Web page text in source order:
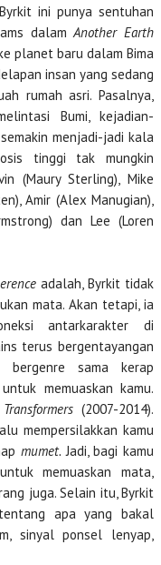
ini punya sentuhan
dalamAnother Earth
planet baru dalam Bima
insan yang sedang
rumah asri. Pasalnya,
Bumi, kejadian-
menjadi-jadi kala
tinggi tak mungkin
(Maury Sterling), Mike
Amir (Alex Manugian),
dan Lee (Loren
adalah, Byrkit tidak
mata. Akan tetapi, ia
antarkarakter di
terus bergentayangan
sama kerap
memuaskan kamu.
Transformers(2007-2014).
mempersilakkan kamu
mumet.Jadi, bagi kamu
memuaskan mata,
juga. Selain itu, Byrkit
apa yang bakal
sinyal ponsel lenyap,